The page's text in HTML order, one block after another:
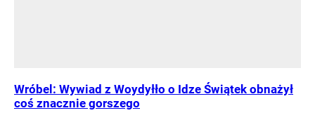
Wróbel: Wywiad z Woydyłło o Idze Świątek obnażył
coś znacznie gorszego